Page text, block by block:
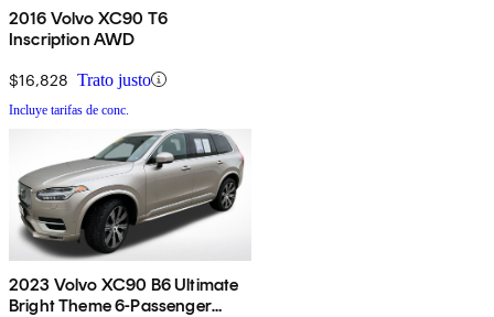
2016 Volvo XC90 T6
Inscription AWD
$16,828 Trato justo
Incluye tarifas de conc.
2023 Volvo XC90 B6 Ultimate
Bright Theme 6-Passenger